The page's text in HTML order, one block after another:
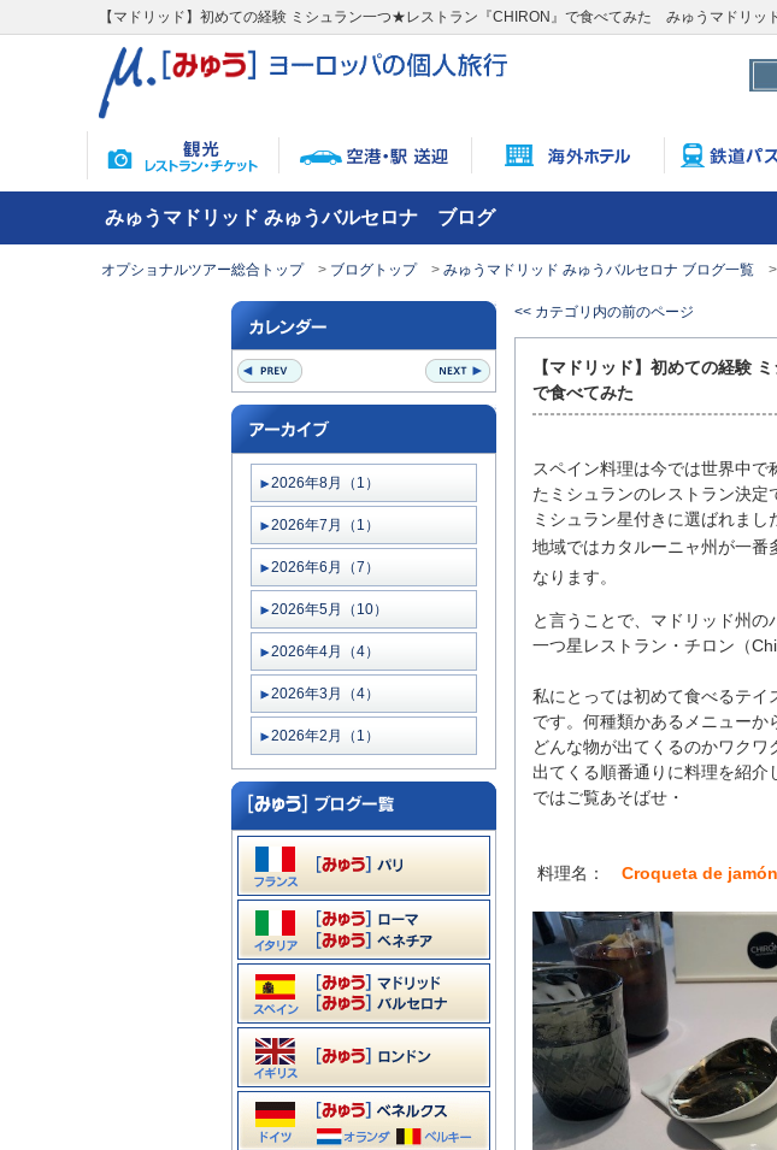
【マドリッド】初めての経験 ミシュラン一つ★レストラン『CHIRON』で食べてみた みゅうマドリ
みゅうマドリッド みゅうバルセロナ ブログ
オプショナルツアー総合トップ ブログトップ みゅうマドリッド みゅうバルセロナ ブログ一覧
2026年8月（1）
2026年7月（1）
2026年6月（7）
2026年5月（10）
2026年4月（4）
2026年3月（4）
2026年2月（1）
<< カテゴリ内の前のページ
【マドリッド】初めての経験
で食べてみた
スペイン料理は今では世界中
たミシュランのレストラン決
ミシュラン星付きに選ばれまし
地域ではカタルーニャ州が一番
なります。
と言うことで、マドリッド州
一つ星レストラン・チロン（
私にとっては初めて食べるテ
です。何種類かあるメニュー
どんな物が出てくるのかワクワ
出てくる順番通りに料理を紹介
ではご覧あそばせ・
料理名： Croqueta de